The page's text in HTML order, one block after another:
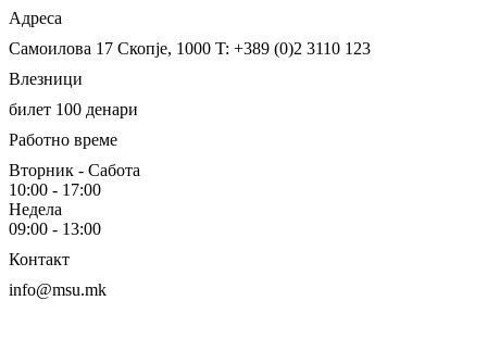
Адреса
Самоилова 17 Скопје, 1000 T: +389 (0)2 3110 123
Влезници
билет 100 денари
Работно време
Вторник - Сабота
10:00 - 17:00
Недела
09:00 - 13:00
Контакт
info@msu.mk